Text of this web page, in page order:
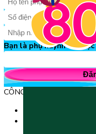
Bạn là phụ huynh hay
CÔNG TY TNHH GIÁO